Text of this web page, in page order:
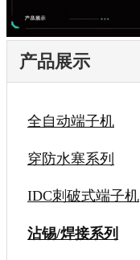
产品展示
全自动端子机
穿防水塞系列
IDC刺破式端子机
沾锡/焊接系列